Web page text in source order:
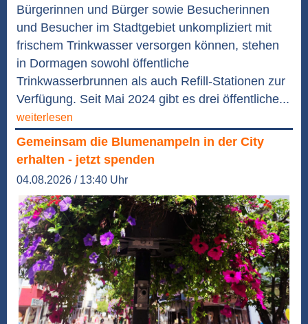
Bürgerinnen und Bürger sowie Besucherinnen
und Besucher im Stadtgebiet unkompliziert mit
frischem Trinkwasser versorgen können, stehen
in Dormagen sowohl öffentliche
Trinkwasserbrunnen als auch Refill-Stationen zur
Verfügung. Seit Mai 2024 gibt es drei öffentliche...
weiterlesen
Gemeinsam die Blumenampeln in der City
erhalten - jetzt spenden
04.08.2026 / 13:40 Uhr